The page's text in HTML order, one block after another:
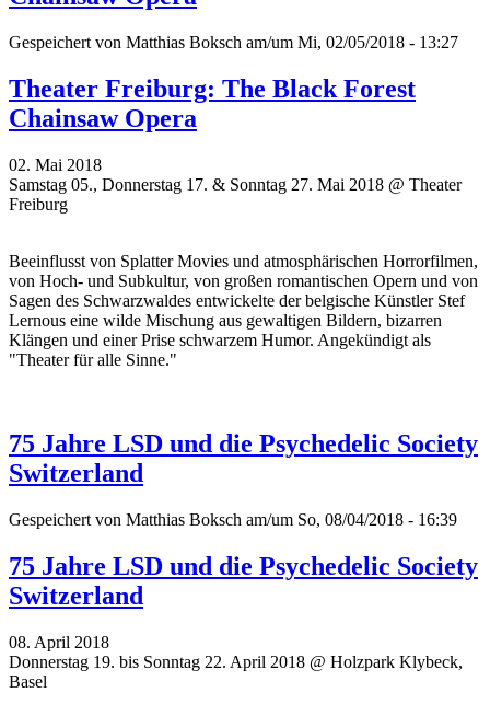
Gespeichert von Matthias Boksch am/um Mi, 02/05/2018 - 13:27
Theater Freiburg: The Black Forest
Chainsaw Opera
02. Mai 2018
Samstag 05., Donnerstag 17. & Sonntag 27. Mai 2018 @ Theater
Freiburg
Beeinflusst von Splatter Movies und atmosphärischen Horrorfilmen,
von Hoch- und Subkultur, von großen romantischen Opern und von
Sagen des Schwarzwaldes entwickelte der belgische Künstler Stef
Lernous eine wilde Mischung aus gewaltigen Bildern, bizarren
Klängen und einer Prise schwarzem Humor. Angekündigt als
"Theater für alle Sinne."
75 Jahre LSD und die Psychedelic Society
Switzerland
Gespeichert von Matthias Boksch am/um So, 08/04/2018 - 16:39
75 Jahre LSD und die Psychedelic Society
Switzerland
08. April 2018
Donnerstag 19. bis Sonntag 22. April 2018 @ Holzpark Klybeck,
Basel